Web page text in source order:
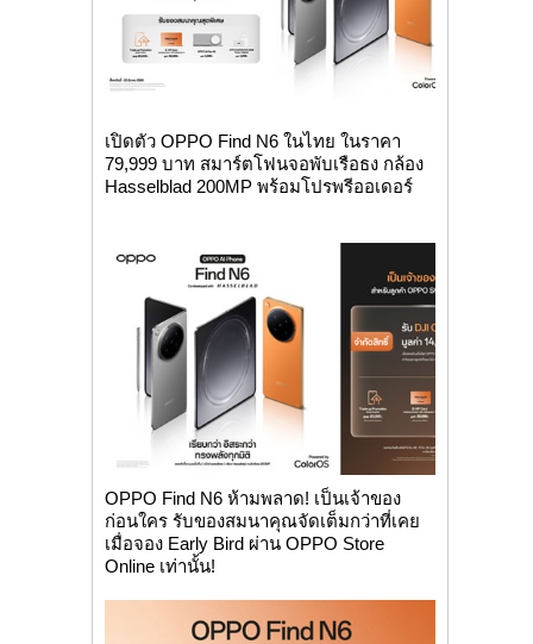
เปิดตัว OPPO Find N6 ในไทย ในราคา
79,999 บาท สมาร์ตโฟนจอพับเรือธง กล้อง
Hasselblad 200MP พร้อมโปรพรีออเดอร์
OPPO Find N6 ห้ามพลาด! เป็นเจ้าของ
ก่อนใคร รับของสมนาคุณจัดเต็มกว่าที่เคย
เมื่อจอง Early Bird ผ่าน OPPO Store
Online เท่านั้น!